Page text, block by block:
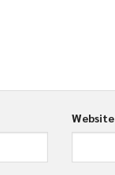
Website